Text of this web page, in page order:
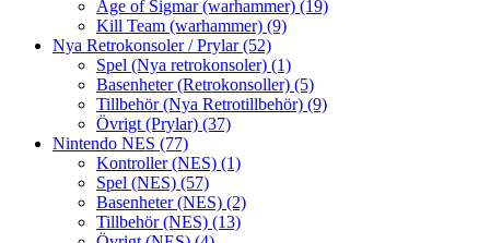
Age of Sigmar (warhammer) (19)
Kill Team (warhammer) (9)
Nya Retrokonsoler / Prylar(52)
Spel (Nya retrokonsoler) (1)
Basenheter (Retrokonsoller) (5)
Tillbehör (Nya Retrotillbehör) (9)
Övrigt (Prylar) (37)
Nintendo NES (77)
Kontroller (NES) (1)
Spel (NES) (57)
Basenheter (NES) (2)
Tillbehör (NES) (13)